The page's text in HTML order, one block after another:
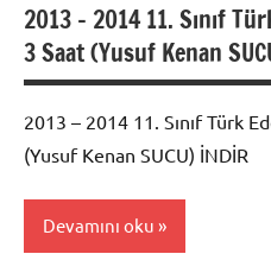
2017 -
2018
Edebiyat
Yıllık
Planları
2013 – 2014 11. Sınıf
3 Saat (Yusuf Kenan
2013 – 2014 11. Sınıf Türk
(Yusuf Kenan SUCU) İNDİR
Devamını oku